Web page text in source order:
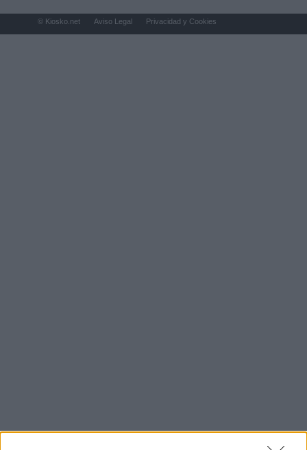
© Kiosko.net Aviso Legal Privacidad y Cookies